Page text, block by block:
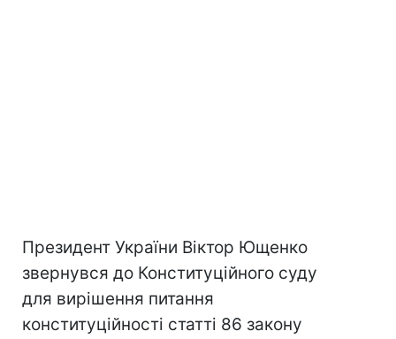
Президент України Віктор Ющенко
звернувся до Конституційного суду
для вирішення питання
конституційності статті 86 закону